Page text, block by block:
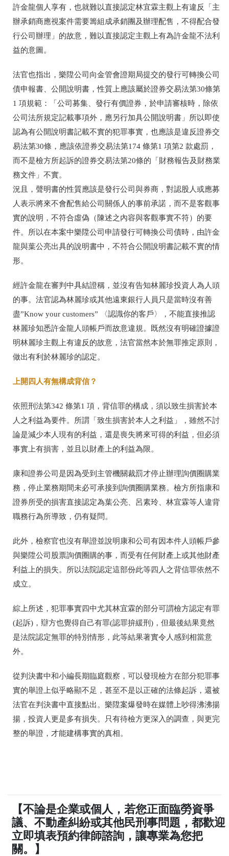
許金龍個人享有，也就難以直接認定林宜霖主觀上有違反「主
辦承銷商應視案件需要籌組成承銷團及辦理配售，不得配合發
行公司辦理」的故意，難以直接認定主觀上有為許金龍不法利
益的意圖。
法官也指出，樂陞公司向金管會證期局提交的發行可轉換公司
債申報書、公開說明書，性質上應該屬於證券交易法第30條第
1 項規範：「公司募集、發行有價證券，於申請審核時，除依
公司法所規定記載事項外，應另行加具公開說明書」所以即使
認為有公開說明書記載不實的犯罪事實，也應該是違反證券交
易法第30條，應該依證券交易法第174 條第1 項第2 款處罰，
而不是檢方所起訴的證券交易法第20條的「財務報告及財務業
務文件」不實。
況且，聲明書的性質應該是發行公司與券商，對認股人或應募
人表示將來不會配售給公司關係人的事前承諾，而不是客觀事
實的說明，不符合虛偽（陳述之內容與客觀事實不符）的要
件。所以在本案中樂陞公司申請發行可轉換公司債時，由許金
龍與葉公亮出具的說明書中，不符合公開說明書記載不實的情
形。
經許金龍在審判中具結證稱，並沒有告知林麗珍投資人為人頭
的事。法官認為林麗珍或其他遠東銀行人員只是當時沒有善
盡”Know your customers” 〈認識你的客戶〉，不能直接推認
林麗珍知悉許金龍人頭帳戶而故意違規。既然沒有明確證據證
明林麗珍主觀上有違反的故意，法官當然本於無罪推定原則，
做出有利於林麗珍的認定。
上開四人有無構成背信？
依照刑法第342 條第1 項，背信罪的構成，須以致生損害於本
人之利益為要件。所謂「致生損害於本人之利益」，雖然不討
論是減少本人現有的利益，還是喪失將來可得的利益，但必須
事實上有損害，並且以財產上的利益為限。
康和證券公司是因為受到主管機關裁罰才停止辦理詢價圈購業
務，停止業務期間未必可承接到詢價圈購業務。檢方所指康和
證券所受的損害直接認定為葉公亮、呂素玲、林宜霖等人違背
職務行為所導致，仍有疑問。
此外，檢察官也沒有舉證並說明康和公司有因本件人頭帳戶參
與樂陞公司股票詢價圈購的事，而受有任何財產上或其他財產
利益上的損失。
所以法院認定這部份此等四人之背信罪依然不
成立。
綜上所述，犯罪事實四中尤其林宜霖的部分可謂檢方認定有罪
(起訴)，辯方也覺得自己有罪(認罪拚緩刑)，但最後結果竟然
是法院認定無罪的特別情形，此等結果著實令人感到相當意
外。
從判決書中和小編長期臨庭觀察，可以發現檢方在部分犯罪事
實的舉證上似乎略顯不足，甚至不是以正確的法條起訴，還被
法官在判決書中直接點出。樂陞案爆發時在媒體上吵得沸沸揚
揚，投資人更是多有損失。只有待檢方更深入的調查，與更完
整的舉證，才能建構事實的真相。
【不論是企業或個人，若您正面臨勞資爭
議、不動產糾紛或其他民刑事問題，都歡迎
立即填表預約律師諮詢，讓專業為您把
關。】